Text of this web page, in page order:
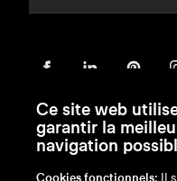
Ce site web
garantir la
navigation
Cookies fonctionnels: Il